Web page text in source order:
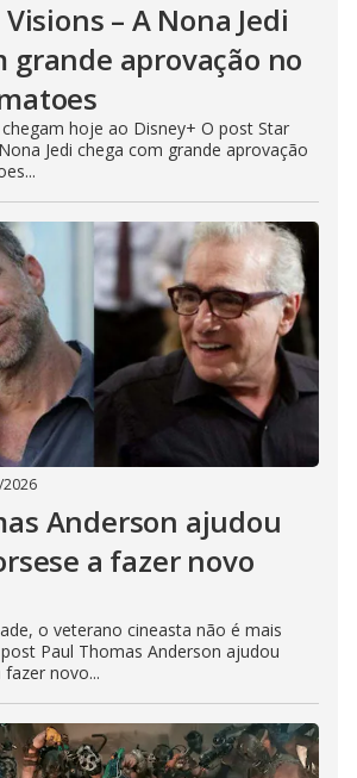
– A Nona Jedi
grande aprovação no
hoje ao Disney+ O post Star
Jedi chega com grande aprovação
Anderson ajudou
a fazer novo
o veterano cineasta não é mais
Paul Thomas Anderson ajudou
novo...